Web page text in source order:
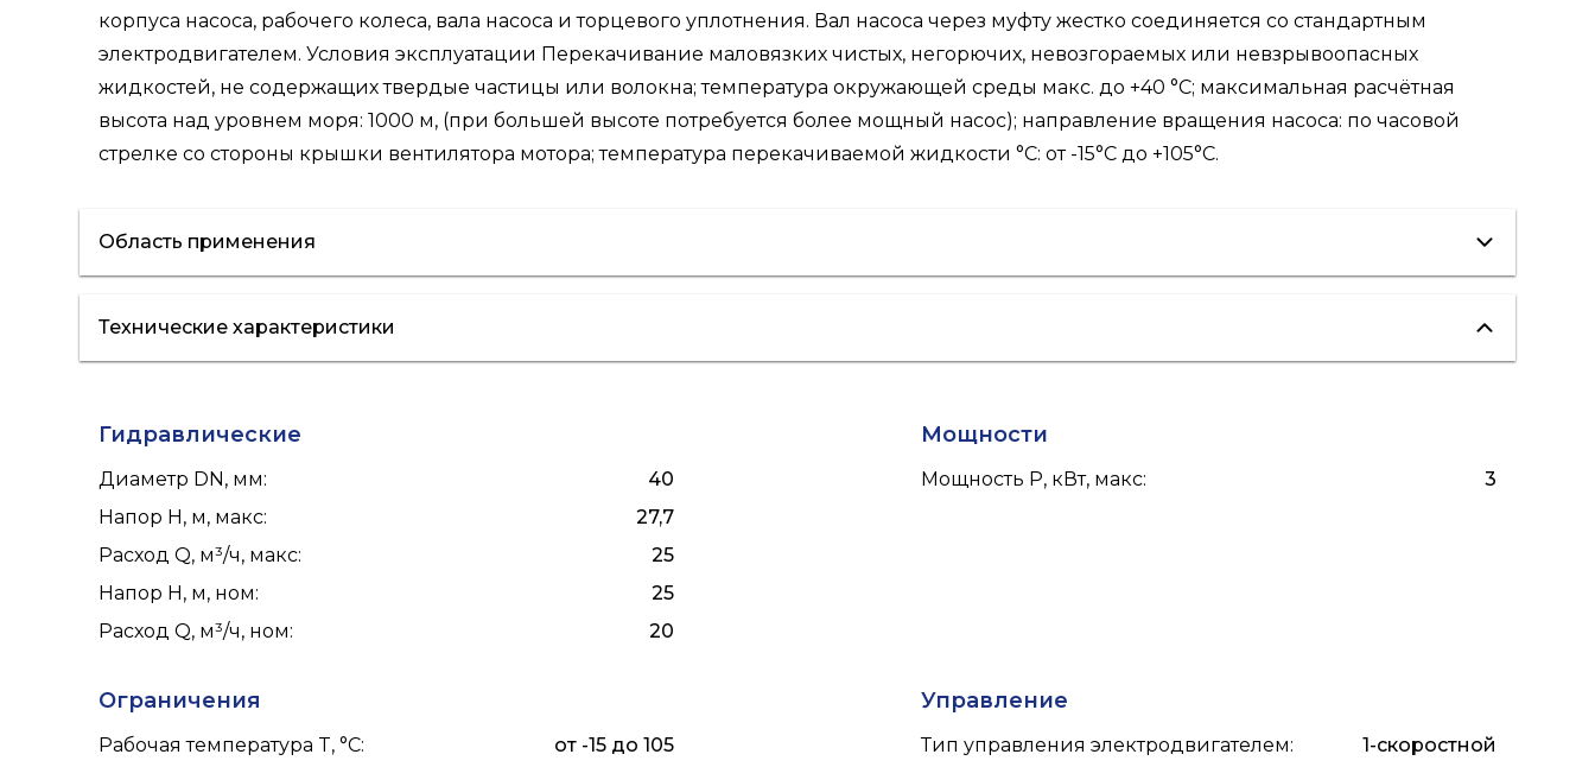
корпуса насоса, рабочего колеса, вала насоса и торцевого уплотнения. Вал насоса через муфту жестко соединяется со стандартным
электродвигателем. Условия эксплуатации Перекачивание маловязких чистых, негорючих, невозгораемых или невзрывоопасных
жидкостей, не содержащих твердые частицы или волокна; температура окружающей среды макс. до +40 °C; максимальная расчётная
высота над уровнем моря: 1000 м, (при большей высоте потребуется более мощный насос); направление вращения насоса: по часовой
стрелке со стороны крышки вентилятора мотора; температура перекачиваемой жидкости °C: от -15°C до +105°C.
Область применения
отопление
вентиляция
полив
Технические характеристики
Гидравлические
Диаметр DN, мм:
40
Напор H, м, макс:
27,7
Расход Q, м³/ч, макс:
25
Напор H, м, ном:
25
Расход Q, м³/ч, ном: 20
Мощности
Мощность P, кВт, макс: 3
Ограничения
Рабочая температура T, °C:
от -15 до 105
Управление
Тип управления электродвигателем: 1-скоростной